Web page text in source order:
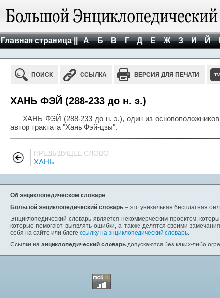
Главная страница || А Б В Г Д Е Ж З И Й
ПОИСК ССЫЛКА ВЕРСИЯ ДЛЯ ПЕЧАТИ
ХАНЬ ФЭЙ (288-233 до н. э.)
ХАНЬ ФЭЙ (288-233 до н. э.), один из
автор трактата "Хань Фэй-цзы".
ПРЕДЫДУЩЕЕ СЛОВО
ХАНЬ
Об энциклопедическом словаре
Большой энциклопедический словарь – это уникальная бесплатная
Энциклопедический словарь является некоммерческим проектом,
которые помогают выявлять ошибки, а также делятся своими
себя на сайте или блоге ссылку на энциклопедический словарь.
Ссылки на энциклопедический словарь допускаются без каких-либо